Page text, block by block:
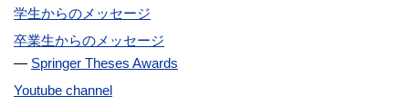
学生からのメッセージ
卒業生からのメッセージ
Springer Theses Awards
Youtube channel